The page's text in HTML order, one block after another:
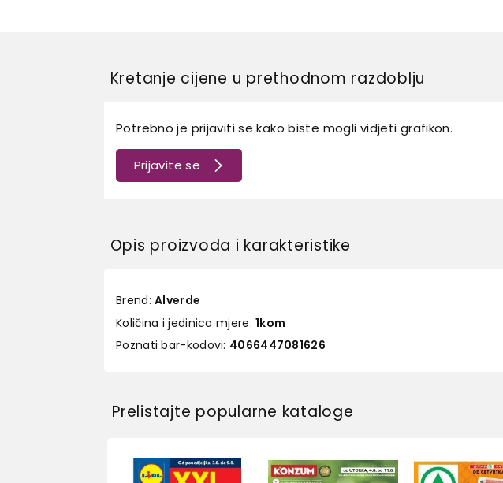
Kretanje cijene u prethodnom razdoblju
Potrebno je prijaviti se kako biste mogli vidjeti grafikon.
Prijavite se
Opis proizvoda i karakteristike
Brend:Alverde
Količina i jedinica mjere:1kom
Poznati bar-kodovi: 4066447081626
Prelistajte popularne kataloge